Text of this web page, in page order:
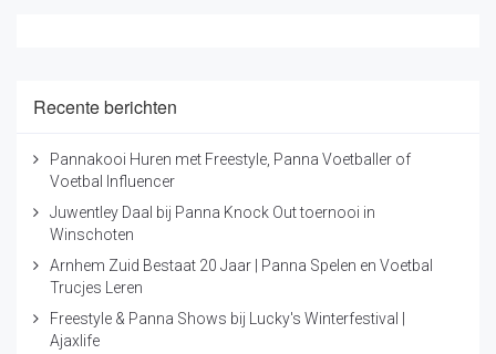
Recente berichten
Pannakooi Huren met Freestyle, Panna Voetballer of
Voetbal Influencer
Juwentley Daal bij Panna Knock Out toernooi in
Winschoten
Arnhem Zuid Bestaat 20 Jaar | Panna Spelen en Voetbal
Trucjes Leren
Freestyle & Panna Shows bij Lucky's Winterfestival |
Ajaxlife